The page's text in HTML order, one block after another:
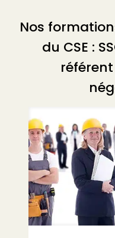
Nos
du CSE :